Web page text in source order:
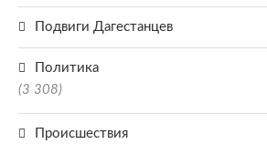
Подвиги Дагестанцев
Политика
(3 308)
Происшествия